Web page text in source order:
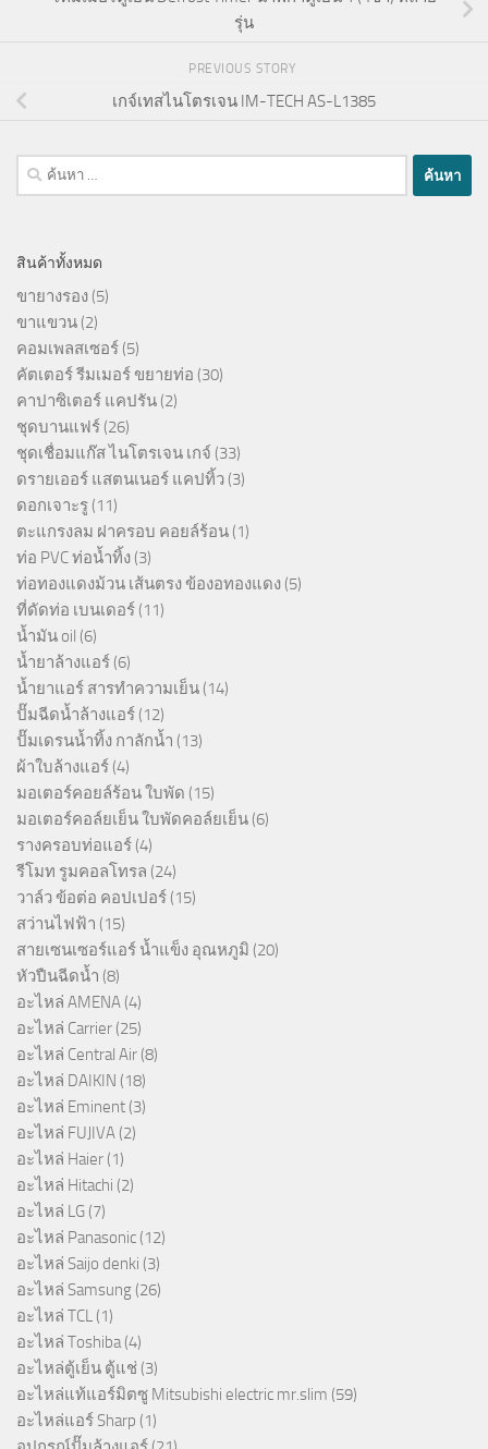
รุ่น
PREVIOUS STORY
เกจ์เทสไนโตรเจน IM-TECH AS-L1385
ค้นหา
สำหรับ:
สินค้าทั้งหมด
ขายางรอง (5)
ขาแขวน (2)
คอมเพลสเซอร์ (5)
คัตเตอร์ รีมเมอร์ ขยายท่อ (30)
คาปาซิเตอร์ แคปรัน (2)
ชุดบานแฟร์ (26)
ชุดเชื่อมแก๊ส ไนโตรเจน เกจ์ (33)
ดรายเออร์ แสตนเนอร์ แคปทิ้ว (3)
ดอกเจาะรู (11)
ตะแกรงลม ฝาครอบ คอยล์ร้อน (1)
ท่อ PVC ท่อน้ำทิ้ง (3)
ท่อทองแดงม้วน เส้นตรง ข้องอทองแดง (5)
ที่ดัดท่อ เบนเดอร์ (11)
น้ำมัน oil (6)
น้ำยาล้างแอร์ (6)
น้ำยาแอร์ สารทำความเย็น (14)
ปั๊มฉีดน้ำล้างแอร์ (12)
ปั๊มเดรนน้ำทิ้ง กาลักน้ำ (13)
ผ้าใบล้างแอร์ (4)
มอเตอร์คอยล์ร้อน ใบพัด (15)
มอเตอร์คอล์ยเย็น ใบพัดคอล์ยเย็น (6)
รางครอบท่อแอร์ (4)
รีโมท รูมคอลโทรล (24)
วาล์ว ข้อต่อ คอปเปอร์ (15)
สว่านไฟฟ้า (15)
สายเซนเซอร์แอร์ น้ำแข็ง อุณหภูมิ (20)
หัวปืนฉีดน้ำ (8)
อะไหล่ AMENA (4)
อะไหล่ Carrier (25)
อะไหล่ Central Air (8)
อะไหล่ DAIKIN (18)
อะไหล่ Eminent (3)
อะไหล่ FUJIVA (2)
อะไหล่ Haier (1)
อะไหล่ Hitachi (2)
อะไหล่ LG (7)
อะไหล่ Panasonic (12)
อะไหล่ Saijo denki (3)
อะไหล่ Samsung (26)
อะไหล่ TCL (1)
อะไหล่ Toshiba (4)
อะไหล่ตู้เย็น ตู้แช่ (3)
อะไหล่แท้แอร์มิตซู Mitsubishi electric mr.slim (59)
อะไหล่แอร์ Sharp (1)